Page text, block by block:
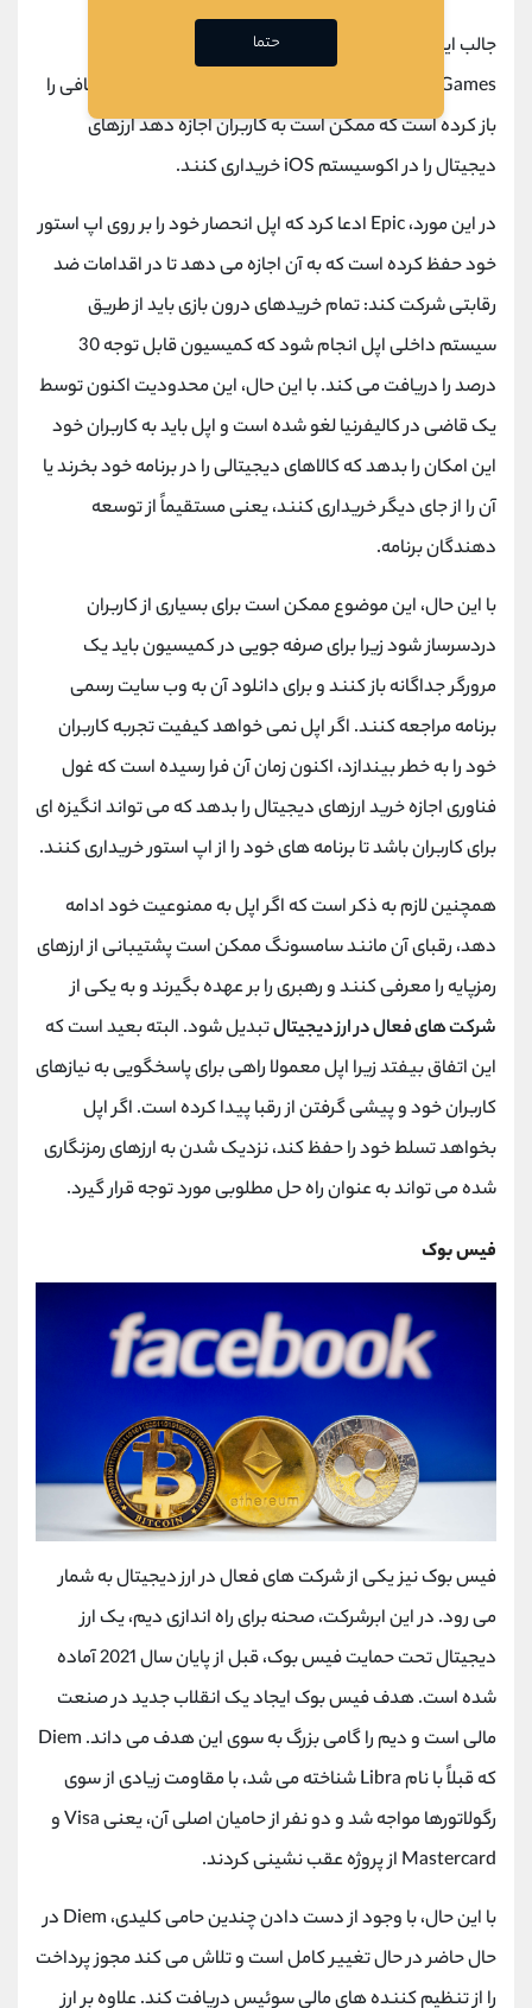
جالب اینجاست که اخیراً یک پرونده قضایی بین
Games
) و اپل، شکافی را
باز کرده است که ممکن است به کاربران اجازه دهد ارزهای
دیجیتال را در اکوسیستم iOSخریداری کنند.
در این مورد،Epic ادعا کرد که اپل انحصار خود را بر روی اپ استور
خود حفظ کرده است که به آن اجازه می دهد تا در اقدامات ضد
رقابتی شرکت کند: تمام خریدهای درون بازی باید از طریق
سیستم داخلی اپل انجام شود که کمیسیون قابل توجه 30
درصد را دریافت می کند. با این حال، این محدودیت اکنون توسط
یک قاضی در کالیفرنیا لغو شده است و اپل باید به کاربران خود
این امکان را بدهد که کالاهای دیجیتالی را در برنامه خود بخرند یا
آن را از جای دیگر خریداری کنند، یعنی مستقیماً از توسعه
دهندگان برنامه.
با این حال، این موضوع ممکن است برای بسیاری از کاربران
دردسرساز شود زیرا برای صرفه جویی در کمیسیون باید یک
مرورگر جداگانه باز کنند و برای دانلود آن به وب سایت رسمی
برنامه مراجعه کنند. اگر اپل نمی‌ خواهد کیفیت تجربه کاربران
خود را به خطر بیندازد، اکنون زمان آن فرا رسیده است که غول
فناوری اجازه خرید ارزهای دیجیتال را بدهد که می‌ تواند انگیزه‌ ای
برای کاربران باشد تا برنامه ‌های خود را از اپ استور خریداری کنند.
همچنین لازم به ذکر است که اگر اپل به ممنوعیت خود ادامه
دهد، رقبای آن مانند سامسونگ ممکن است پشتیبانی از ارزهای
رمزپایه را معرفی کنند و رهبری را بر عهده بگیرند و به یکی از
شرکت های فعال در ارز دیجیتالتبدیل شود. البته بعید است که
این اتفاق بیفتد زیرا اپل معمولا راهی برای پاسخگویی به نیازهای
کاربران خود و پیشی گرفتن از رقبا پیدا کرده است. اگر اپل
بخواهد تسلط خود را حفظ کند، نزدیک شدن به ارزهای رمزنگاری
شده می تواند به عنوان راه حل مطلوبی مورد توجه قرار گیرد.
فیس بوک
فیس بوک نیز یکی از شرکت های فعال در ارز دیجیتال به شمار
می رود. در این ابرشرکت، صحنه برای راه اندازی دیم، یک ارز
دیجیتال تحت حمایت فیس بوک، قبل از پایان سال 2021 آماده
شده است. هدف فیس بوک ایجاد یک انقلاب جدید در صنعت
مالی است و دیم را گامی بزرگ به سوی این هدف می داند. Diem
که قبلاً با نام Libraشناخته می شد، با مقاومت زیادی از سوی
رگولاتورها مواجه شد و دو نفر از حامیان اصلی آن، یعنیVisaو
Mastercard از پروژه عقب نشینی کردند.
با این حال، با وجود از دست دادن چندین حامی کلیدی، Diem در
حال حاضر در حال تغییر کامل است و تلاش می کند مجوز پرداخت
را از تنظیم کننده های مالی سوئیس دریافت کند. علاوه بر ارز
حتما